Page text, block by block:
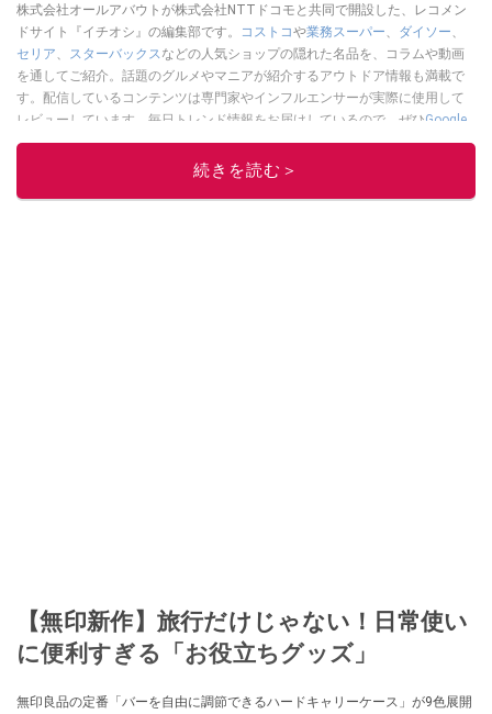
株式会社オールアバウトが株式会社NTTドコモと共同で開設した、レコメン
ドサイト『イチオシ』の編集部です。
コストコや業務スーパー、 ダイソー、
セリア、 スターバックスなどの人気ショップの隠れた名品を、コラムや動画
を通してご紹介。話題のグルメやマニアが紹介するアウトドア情報も満載で
す。配信しているコンテンツは専門家やインフルエンサーが実際に使用して
レビューしています。毎日トレンド情報をお届けしているので、ぜひGoogle
ニュースでフォローしてください！
このイチオシストの他の記事を読む
続きを読む＞
【無印新作】旅行だけじゃない！日常使い
に便利すぎる「お役立ちグッズ」
無印良品の定番「バーを自由に調節できるハードキャリーケース」が9色展開